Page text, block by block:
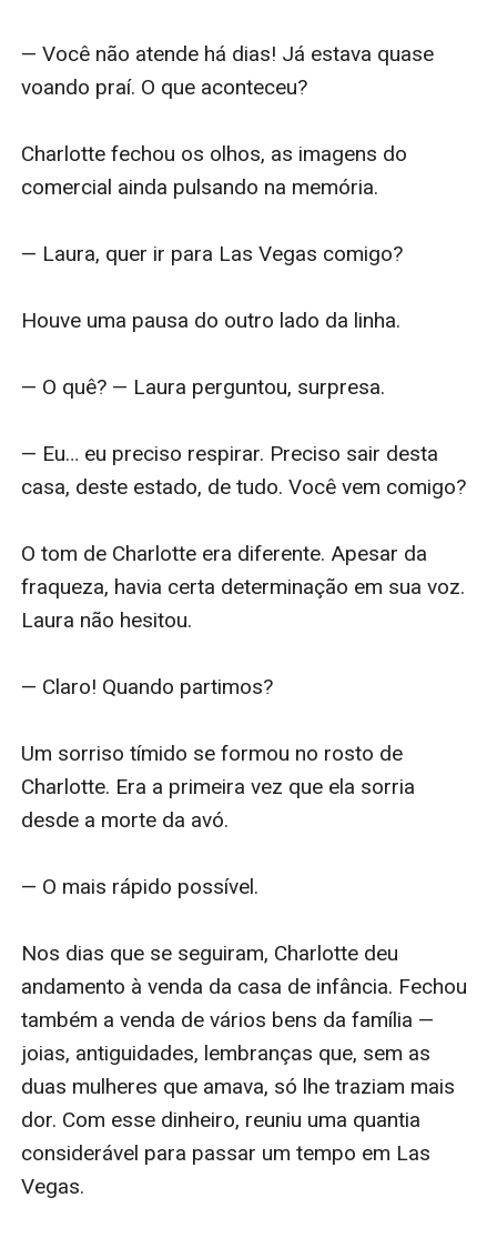
— Você não atende há dias! Já estava quase
voando praí. O que aconteceu?
Charlotte fechou os olhos, as imagens do
comercial ainda pulsando na memória.
— Laura, quer ir para Las Vegas comigo?
Houve uma pausa do outro lado da linha.
— O quê? — Laura perguntou, surpresa.
— Eu… eu preciso respirar. Preciso sair desta
casa, deste estado, de tudo. Você vem comigo?
O tom de Charlotte era diferente. Apesar da
fraqueza, havia certa determinação em sua voz.
Laura não hesitou.
— Claro! Quando partimos?
Um sorriso tímido se formou no rosto de
Charlotte. Era a primeira vez que ela sorria
desde a morte da avó.
— O mais rápido possível.
Nos dias que se seguiram, Charlotte deu
andamento à venda da casa de infância. Fechou
também a venda de vários bens da família —
joias, antiguidades, lembranças que, sem as
duas mulheres que amava, só lhe traziam mais
dor. Com esse dinheiro, reuniu uma quantia
considerável para passar um tempo em Las
Vegas.